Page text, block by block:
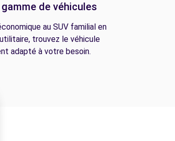
de véhicules
au SUV familial en
trouvez le véhicule
adapté à votre besoin.